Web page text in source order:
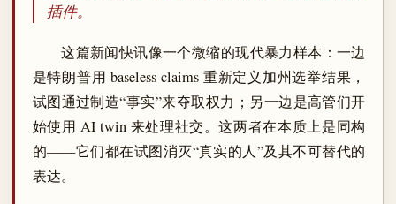
插件。
这篇新闻快讯像一个微缩的现代暴力样本：一边
是特朗普用 baseless claims 重新定义加州选举结果，
试图通过制造“事实”来夺取权力；另一边是高管们开
始使用 AI twin 来处理社交。这两者在本质上是同构
的——它们都在试图消灭“真实的人”及其不可替代的
表达。